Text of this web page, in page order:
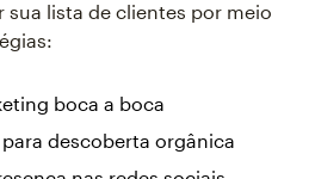
sua lista de clientes por meio
boca a boca
descoberta orgânica